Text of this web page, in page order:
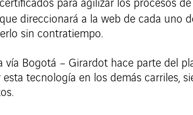
para agilizar los procesos
que direccionará a la web de cada uno
sin contratiempo.
Bogotá – Girardot hace parte del
tecnología en los demás carriles,